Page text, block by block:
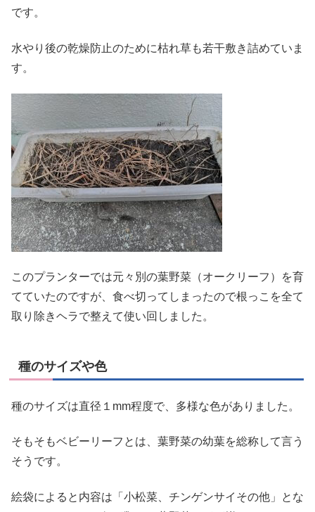
です。
水やり後の乾燥防止のために枯れ草も若干敷き詰めていま
す。
このプランターでは元々別の葉野菜（オークリーフ）を育
てていたのですが、食べ切ってしまったので根っこを全て
取り除きヘラで整えて使い回しました。
種のサイズや色
種のサイズは直径１mm程度で、多様な色がありました。
そもそもベビーリーフとは、葉野菜の幼葉を総称して言う
そうです。
絵袋によると内容は「小松菜、チンゲンサイその他」とな